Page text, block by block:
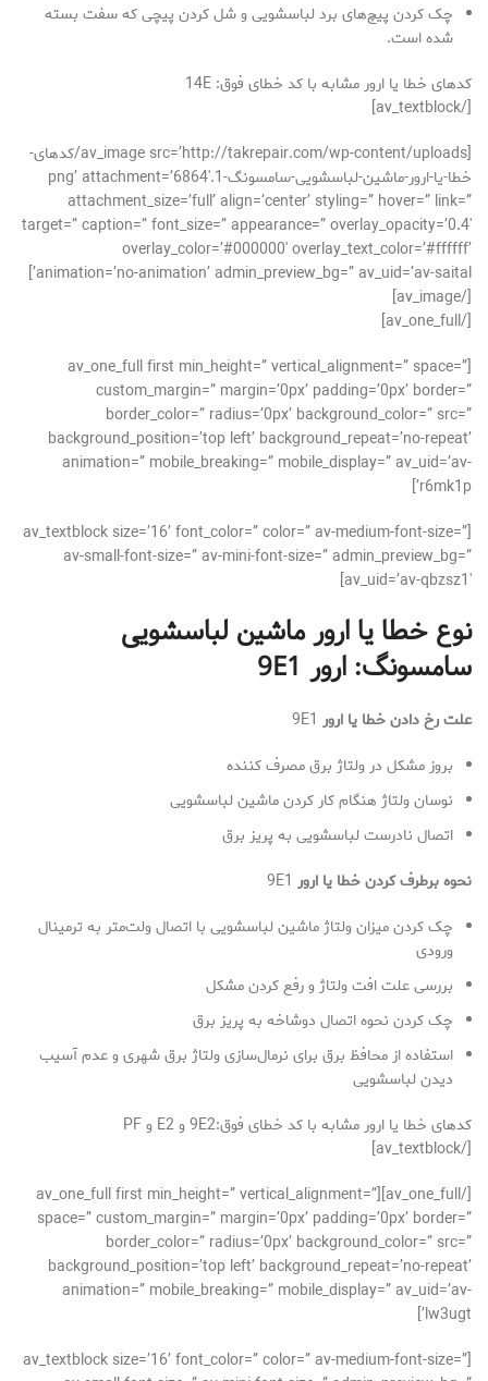
چک کردن پیچ‌های برد لباسشویی و شل کردن پیچی که سفت بسته
شده است.
کدهای خطا یا ارور مشابه با کد خطای فوق: 14E
[/av_textblock]
[av_image src=’http://takrepair.com/wp-content/uploads/کدهای-
خطا-یا-ارور-ماشین-لباسشویی-سامسونگ-1.png’ attachment=’6864′
attachment_size=’full’ align=’center’ styling=” hover=” link=”
target=” caption=” font_size=” appearance=” overlay_opacity=’0.4′
overlay_color=’#000000′ overlay_text_color=’#ffffff’
animation=’no-animation’ admin_preview_bg=” av_uid=’av-saital’]
[/av_image]
[/av_one_full]
[av_one_full first min_height=” vertical_alignment=” space=”
custom_margin=” margin=’0px’ padding=’0px’ border=”
border_color=” radius=’0px’ background_color=” src=”
background_position=’top left’ background_repeat=’no-repeat’
animation=” mobile_breaking=” mobile_display=” av_uid=’av-
r6mk1p’]
[av_textblock size=’16’ font_color=” color=” av-medium-font-size=”
av-small-font-size=” av-mini-font-size=” admin_preview_bg=”
av_uid=’av-qbzsz1′]
نوع خطا یا ارور ماشین لباسشویی
سامسونگ: ارور 9E1
علت رخ دادن خطا یا ارور 9E1
بروز مشکل در ولتاژ برق مصرف کننده
نوسان ولتاژ هنگام کار کردن ماشین لباسشویی
اتصال نادرست لباسشویی به پریز برق
نحوه برطرف کردن خطا یا ارور 9E1
چک کردن میزان ولتاژ ماشین لباسشویی با اتصال ولت‌متر به ترمینال
ورودی
بررسی علت افت ولتاژ و رفع کردن مشکل
چک کردن نحوه اتصال دوشاخه به پریز برق
استفاده از محافظ برق برای نرمال‌سازی ولتاژ برق شهری و عدم آسیب
دیدن لباسشویی
کدهای خطا یا ارور مشابه با کد خطای فوق:9E2 و E2 و PF
[/av_textblock]
[/av_one_full][av_one_full first min_height=” vertical_alignment=”
space=” custom_margin=” margin=’0px’ padding=’0px’ border=”
border_color=” radius=’0px’ background_color=” src=”
background_position=’top left’ background_repeat=’no-repeat’
animation=” mobile_breaking=” mobile_display=” av_uid=’av-
lw3ugt’]
[av_textblock size=’16’ font_color=” color=” av-medium-font-size=”